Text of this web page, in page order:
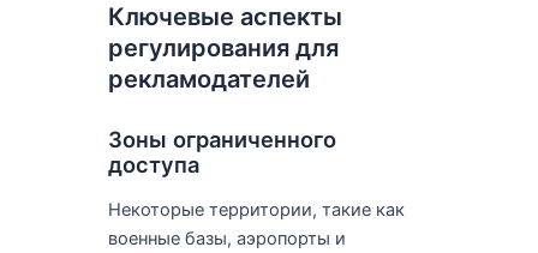
Ключевые аспекты
регулирования для
рекламодателей
Зоны ограниченного
доступа
Некоторые территории, такие как
военные базы, аэропорты и